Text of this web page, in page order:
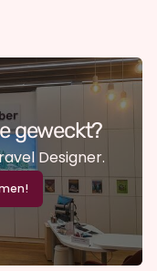
geweckt?
Designer.